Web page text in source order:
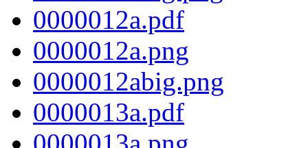
0000012a.pdf
0000012a.png
0000012abig.png
0000013a.pdf